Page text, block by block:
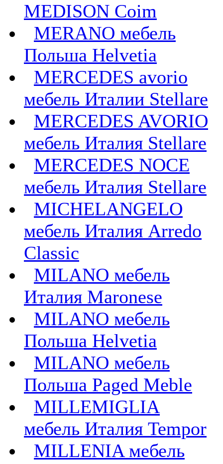
MEDISON Coim
MERANO мебель
Польша Helvetia
MERCEDES avorio
мебель Италии Stellare
MERCEDES AVORIO
мебель Италия Stellare
MERCEDES NOCE
мебель Италия Stellare
MICHELANGELO
мебель Италия Arredo
Classic
MILANO мебель
Италия Maronese
MILANO мебель
Польша Helvetia
MILANO мебель
Польша Paged Meble
MILLEMIGLIA
мебель Италия Tempor
MILLENIA мебель